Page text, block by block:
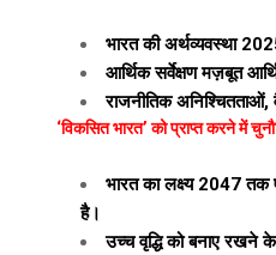
भारत की अर्थव्यवस्था
आर्थिक सर्वेक्षण मज़बूत
राजनीतिक अनिश्चितताओं,
‘विकसित भारत’ को प्राप्त करने में
भारत का लक्ष्य 2047 तक
है।
उच्च वृद्धि को बनाए रखने